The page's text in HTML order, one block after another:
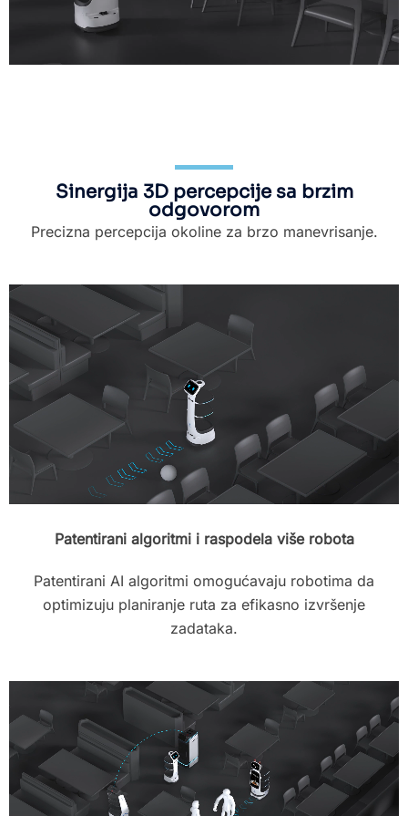
Sinergija 3D percepcije sa brzim
odgovorom
Precizna percepcija okoline za brzo manevrisanje.
Patentirani algoritmi i raspodela više robota
Patentirani AI algoritmi omogućavaju robotima da
optimizuju planiranje ruta za efikasno izvršenje
zadataka.